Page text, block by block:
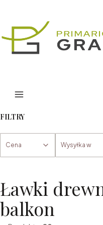
Menu
FILTRY
Cena Wysyłka w
Ławki
balkon